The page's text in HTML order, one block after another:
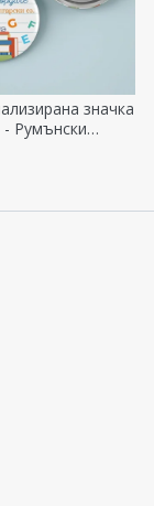
значка
- Румънски